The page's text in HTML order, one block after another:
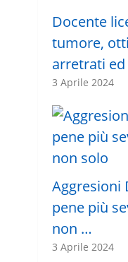
Docente
tumore,
arretrati
3 Aprile 2024
Aggresioni
pene più
non …
3 Aprile 2024